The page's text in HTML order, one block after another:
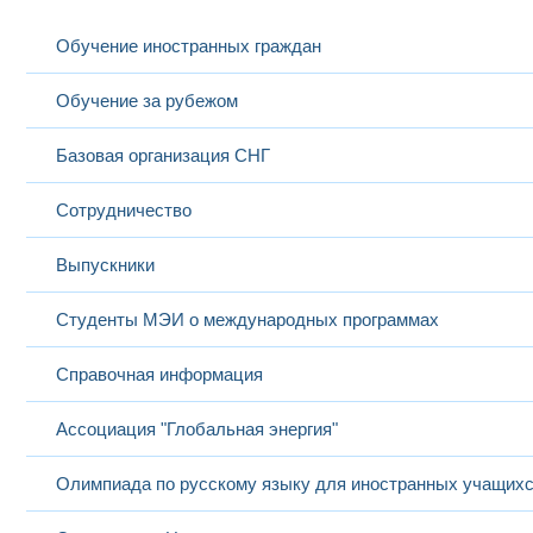
Обучение иностранных граждан
Обучение за рубежом
Базовая организация СНГ
Сотрудничество
Выпускники
Студенты МЭИ о международных программах
Справочная информация
Ассоциация "Глобальная энергия"
Олимпиада по русскому языку для иностранных